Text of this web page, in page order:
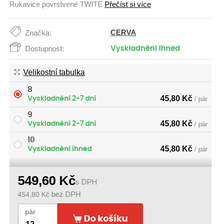
Rukavice povrstvené TWITE Přečíst si více
Značka: CERVA
Dostupnost: Vyskladnění ihned
Velikostní tabulka
8
Vyskladnění 2-7 dní
45,80 Kč / pár
9
Vyskladnění 2-7 dní
45,80 Kč / pár
10
Vyskladnění ihned
45,80 Kč / pár
549,60 Kčs DPH
454,80 Kč bez DPH
pár
Do košíku